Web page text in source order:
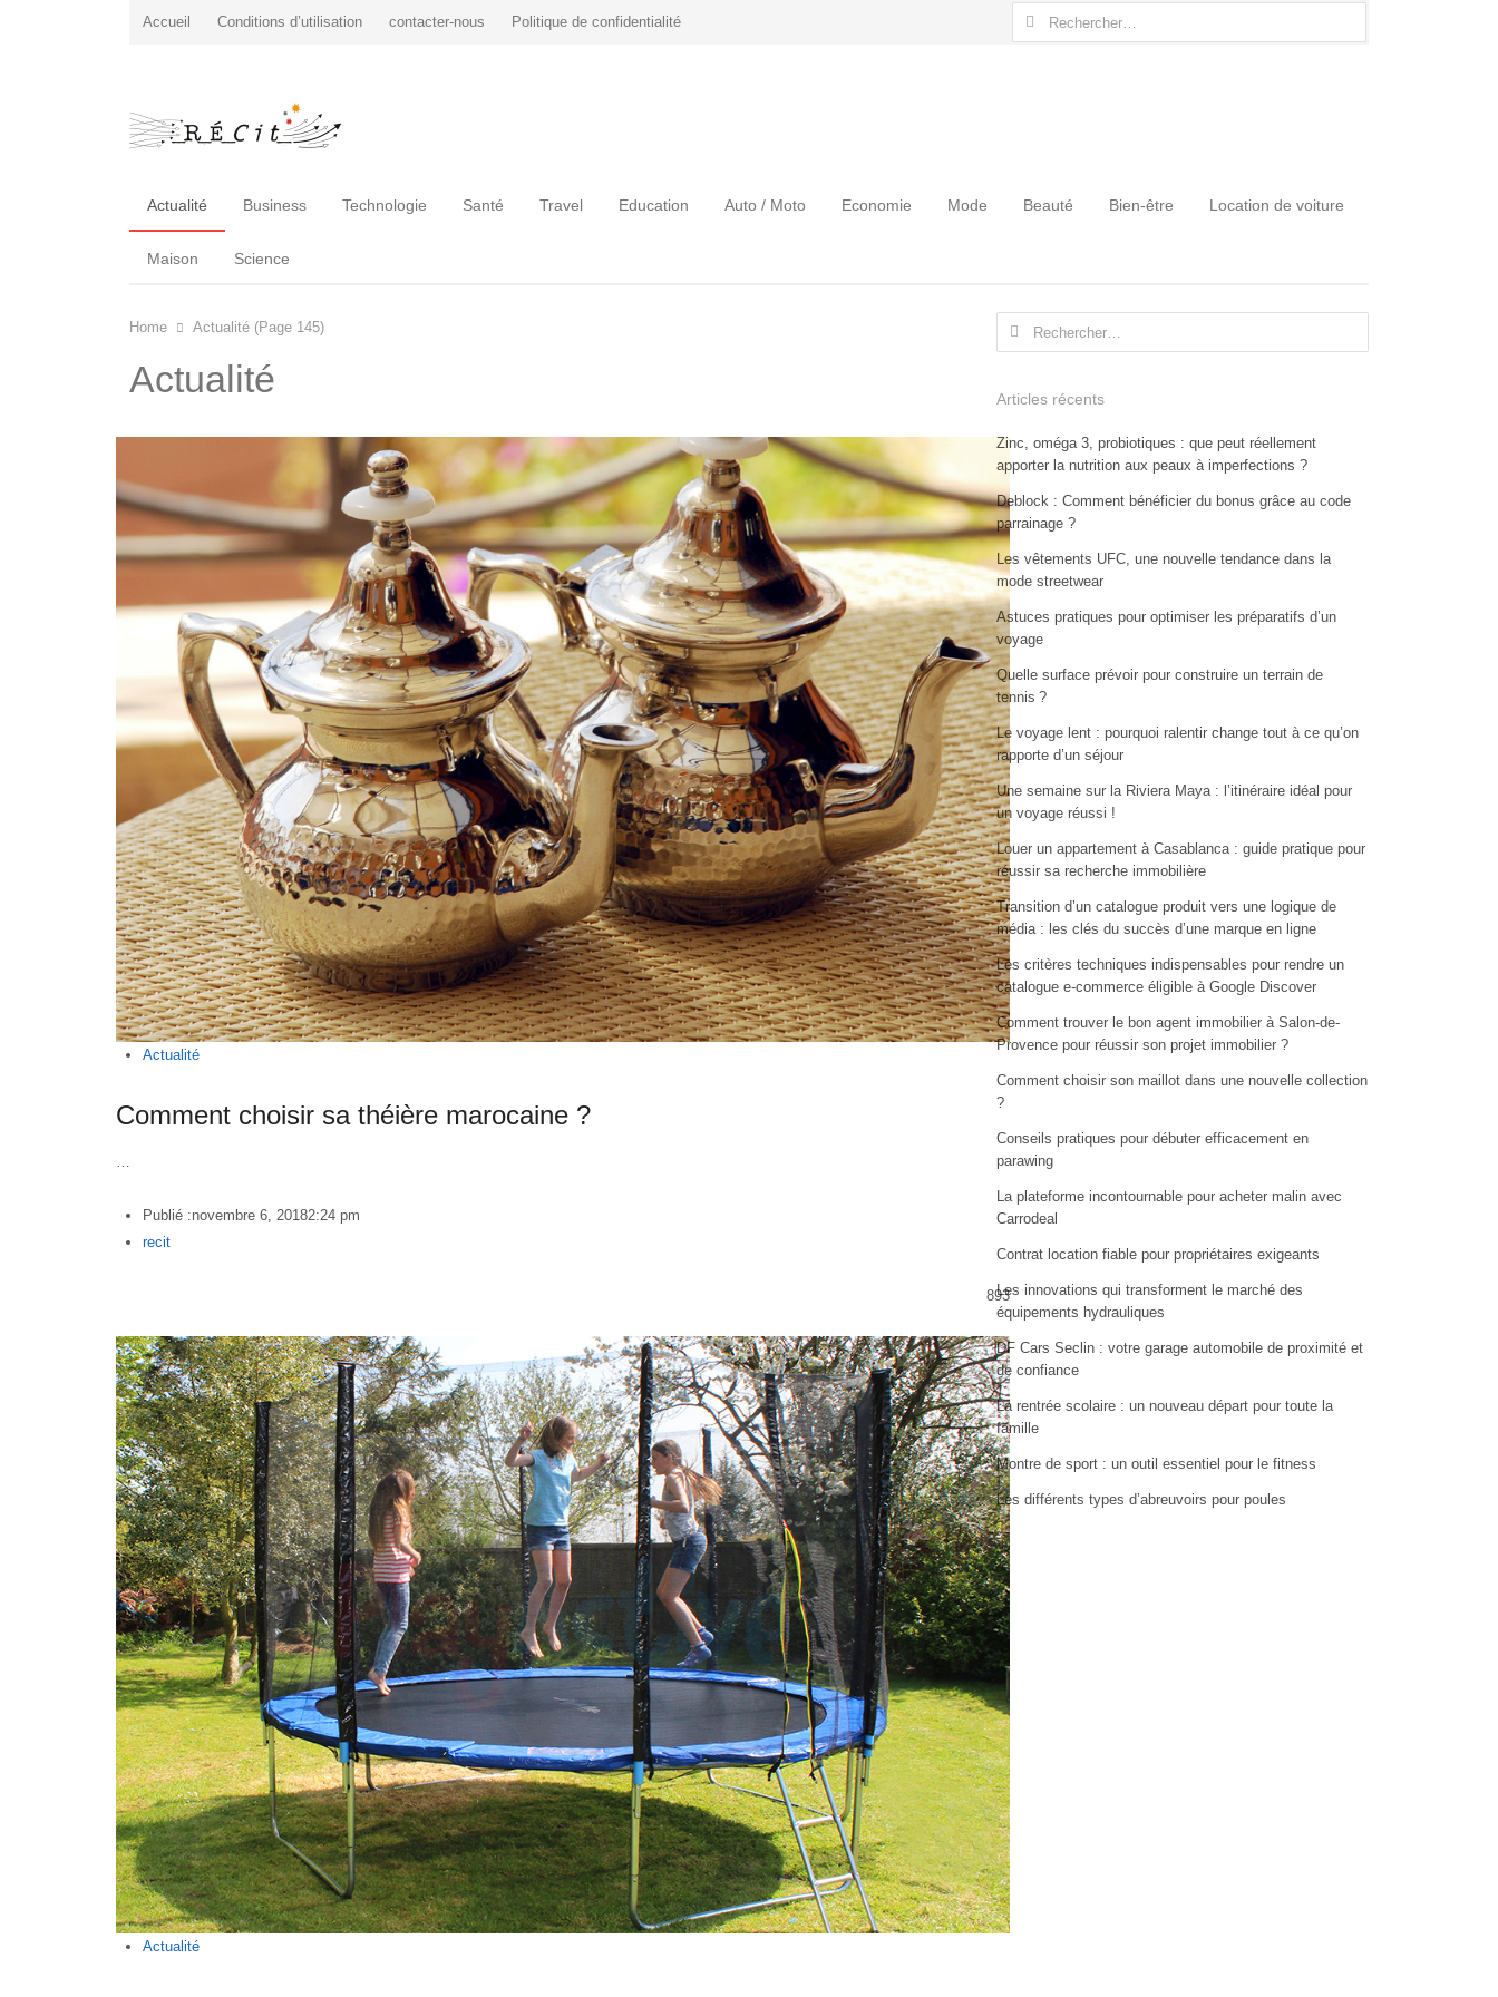
Accueil Conditions d’utilisation contacter-nous Politique de confidentialité Rechercher :
Actualité Business Technologie Santé Travel Education Auto / Moto Economie Mode Beauté Bien-être Location de voiture
Maison Science
Home Actualité (Page 145)
Actualité
Actualité
Comment choisir sa théière marocaine ?
…
Publié :novembre 6, 20182:24 pm
Author
recit
893
Actualité
Rechercher :
Articles récents
Zinc, oméga 3, probiotiques : que peut réellement
apporter la nutrition aux peaux à imperfections ?
Deblock : Comment bénéficier du bonus grâce au code
parrainage ?
Les vêtements UFC, une nouvelle tendance dans la
mode streetwear
Astuces pratiques pour optimiser les préparatifs d’un
voyage
Quelle surface prévoir pour construire un terrain de
tennis ?
Le voyage lent : pourquoi ralentir change tout à ce qu’on
rapporte d’un séjour
Une semaine sur la Riviera Maya : l’itinéraire idéal pour
un voyage réussi !
Louer un appartement à Casablanca : guide pratique pour
réussir sa recherche immobilière
Transition d’un catalogue produit vers une logique de
média : les clés du succès d’une marque en ligne
Les critères techniques indispensables pour rendre un
catalogue e-commerce éligible à Google Discover
Comment trouver le bon agent immobilier à Salon-de-
Provence pour réussir son projet immobilier ?
Comment choisir son maillot dans une nouvelle collection
?
Conseils pratiques pour débuter efficacement en
parawing
La plateforme incontournable pour acheter malin avec
Carrodeal
Contrat location fiable pour propriétaires exigeants
Les innovations qui transforment le marché des
équipements hydrauliques
DF Cars Seclin : votre garage automobile de proximité et
de confiance
La rentrée scolaire : un nouveau départ pour toute la
famille
Montre de sport : un outil essentiel pour le fitness
Les différents types d’abreuvoirs pour poules